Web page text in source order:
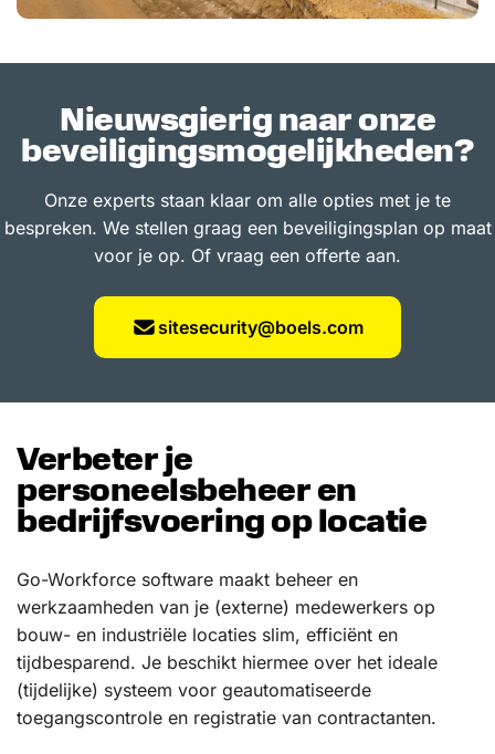
Nieuwsgierig naar onze
beveiligingsmogelijkheden?
Onze experts staan klaar om alle opties met je te
bespreken. We stellen graag een beveiligingsplan op maat
voor je op. Of vraag een offerte aan.
sitesecurity@boels.com
Verbeter je
personeelsbeheer en
bedrijfsvoering op locatie
Go-Workforce software maakt beheer en
werkzaamheden van je (externe) medewerkers op
bouw- en industriële locaties slim, efficiënt en
tijdbesparend. Je beschikt hiermee over het ideale
(tijdelijke) systeem voor geautomatiseerde
toegangscontrole en registratie van contractanten.